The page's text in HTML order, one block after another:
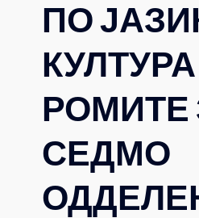
ПО
РОМИТЕ
СЕДМО